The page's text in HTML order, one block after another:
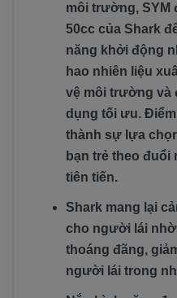
môi trường, SYM
50cc của Shark
năng khởi động
hao nhiên liệu
vệ môi trường và
dụng tối ưu.
thành sự lựa
bạn trẻ theo đuổi
tiên tiến.
Shark mang lại
cho người lái nhờ
thoáng đãng,
người lái trong